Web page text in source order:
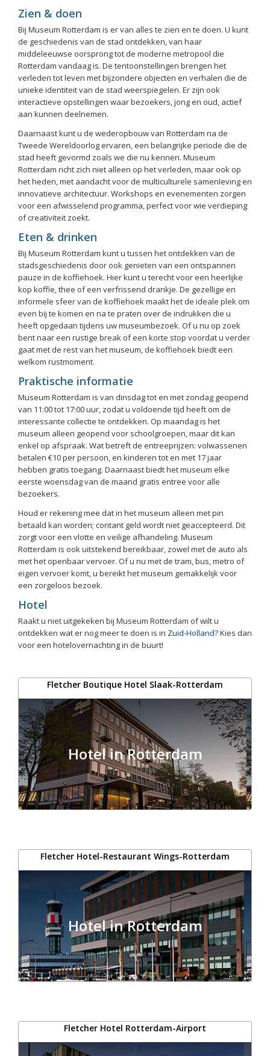
Zien & doen
Bij Museum Rotterdam is er van alles te zien en te doen. U kunt
de geschiedenis van de stad ontdekken, van haar
middeleeuwse oorsprong tot de moderne metropool die
Rotterdam vandaag is. De tentoonstellingen brengen het
verleden tot leven met bijzondere objecten en verhalen die de
unieke identiteit van de stad weerspiegelen. Er zijn ook
interactieve opstellingen waar bezoekers, jong en oud, actief
aan kunnen deelnemen.
Daarnaast kunt u de wederopbouw van Rotterdam na de
Tweede Wereldoorlog ervaren, een belangrijke periode die de
stad heeft gevormd zoals we die nu kennen. Museum
Rotterdam richt zich niet alleen op het verleden, maar ook op
het heden, met aandacht voor de multiculturele samenleving en
innovatieve architectuur. Workshops en evenementen zorgen
voor een afwisselend programma, perfect voor wie verdieping
of creativiteit zoekt.
Eten & drinken
Bij Museum Rotterdam kunt u tussen het ontdekken van de
stadsgeschiedenis door ook genieten van een ontspannen
pauze in de koffiehoek. Hier kunt u terecht voor een heerlijke
kop koffie, thee of een verfrissend drankje. De gezellige en
informele sfeer van de koffiehoek maakt het de ideale plek om
even bij te komen en na te praten over de indrukken die u
heeft opgedaan tijdens uw museumbezoek. Of u nu op zoek
bent naar een rustige break of een korte stop voordat u verder
gaat met de rest van het museum, de koffiehoek biedt een
welkom rustmoment.
Praktische informatie
Museum Rotterdam is van dinsdag tot en met zondag geopend
van 11:00 tot 17:00 uur, zodat u voldoende tijd heeft om de
interessante collectie te ontdekken. Op maandag is het
museum alleen geopend voor schoolgroepen, maar dit kan
enkel op afspraak. Wat betreft de entreeprijzen: volwassenen
betalen €10 per persoon, en kinderen tot en met 17 jaar
hebben gratis toegang. Daarnaast biedt het museum elke
eerste woensdag van de maand gratis entree voor alle
bezoekers.
Houd er rekening mee dat in het museum alleen met pin
betaald kan worden; contant geld wordt niet geaccepteerd. Dit
zorgt voor een vlotte en veilige afhandeling. Museum
Rotterdam is ook uitstekend bereikbaar, zowel met de auto als
met het openbaar vervoer. Of u nu met de tram, bus, metro of
eigen vervoer komt, u bereikt het museum gemakkelijk voor
een zorgeloos bezoek.
Hotel
Raakt u niet uitgekeken bij Museum Rotterdam of wilt u
ontdekken wat er nog meer te doen is in Zuid-Holland? Kies dan
voor een hotelovernachting in de buurt!
Fletcher Boutique Hotel Slaak-Rotterdam
Hotel in Rotterdam
Fletcher Hotel-Restaurant Wings-Rotterdam
Hotel in Rotterdam
Fletcher Hotel Rotterdam-Airport